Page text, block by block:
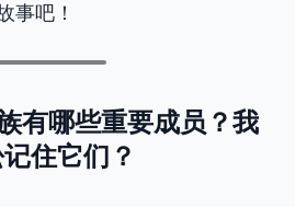
事吧！
有哪些重要成员？我
住它们？